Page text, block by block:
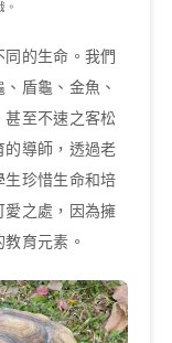
的生命。我們
盾龜、金魚、
至不速之客松
的導師，透過老
珍惜生命和培
之處，因為擁
育元素。